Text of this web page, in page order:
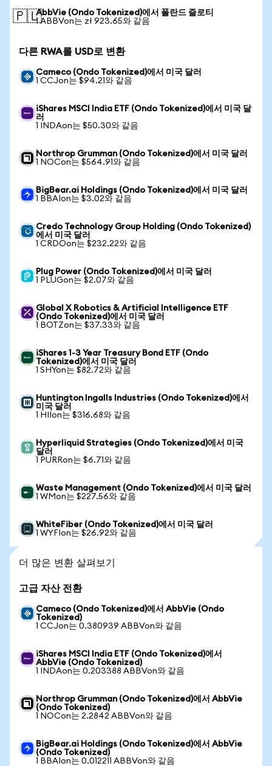
🇵🇱AbbVie (Ondo Tokenized)에서 폴란드 즐로티
1 ABBVon는 zł 923.65와 같음
다른 RWA를 USD로 변환
Cameco (Ondo Tokenized)에서 미국 달러
1 CCJon는 $94.21와 같음
iShares MSCI India ETF (Ondo Tokenized)에서 미국 달
러
1 INDAon는 $50.30와 같음
Northrop Grumman (Ondo Tokenized)에서 미국 달러
1 NOCon는 $564.91와 같음
BigBear.ai Holdings (Ondo Tokenized)에서 미국 달러
1 BBAIon는 $3.02와 같음
Credo Technology Group Holding (Ondo Tokenized)
에서 미국 달러
1 CRDOon는 $232.22와 같음
Plug Power (Ondo Tokenized)에서 미국 달러
1 PLUGon는 $2.07와 같음
Global X Robotics & Artificial Intelligence ETF
(Ondo Tokenized)에서 미국 달러
1 BOTZon는 $37.33와 같음
iShares 1-3 Year Treasury Bond ETF (Ondo
Tokenized)에서 미국 달러
1 SHYon는 $82.72와 같음
Huntington Ingalls Industries (Ondo Tokenized)에서
미국 달러
1 HIIon는 $316.68와 같음
Hyperliquid Strategies (Ondo Tokenized)에서 미국
달러
1 PURRon는 $6.71와 같음
Waste Management (Ondo Tokenized)에서 미국 달러
1 WMon는 $227.56와 같음
WhiteFiber (Ondo Tokenized)에서 미국 달러
1 WYFIon는 $26.92와 같음
더 많은 변환 살펴보기
고급 자산 전환
Cameco (Ondo Tokenized)에서 AbbVie (Ondo
Tokenized)
1 CCJon는 0.380939 ABBVon와 같음
iShares MSCI India ETF (Ondo Tokenized)에서
AbbVie (Ondo Tokenized)
1 INDAon는 0.203388 ABBVon와 같음
Northrop Grumman (Ondo Tokenized)에서 AbbVie
(Ondo Tokenized)
1 NOCon는 2.2842 ABBVon와 같음
BigBear.ai Holdings (Ondo Tokenized)에서 AbbVie
(Ondo Tokenized)
1 BBAIon는 0.012211 ABBVon와 같음